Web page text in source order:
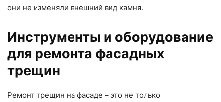
они не изменяли внешний вид камня.
Инструменты и оборудование
для ремонта фасадных
трещин
Ремонт трещин на фасаде – это не только